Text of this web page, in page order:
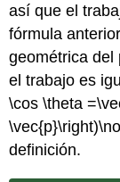
así que el
fórmula
geométrica del
el trabajo es
\cos \theta
definición.